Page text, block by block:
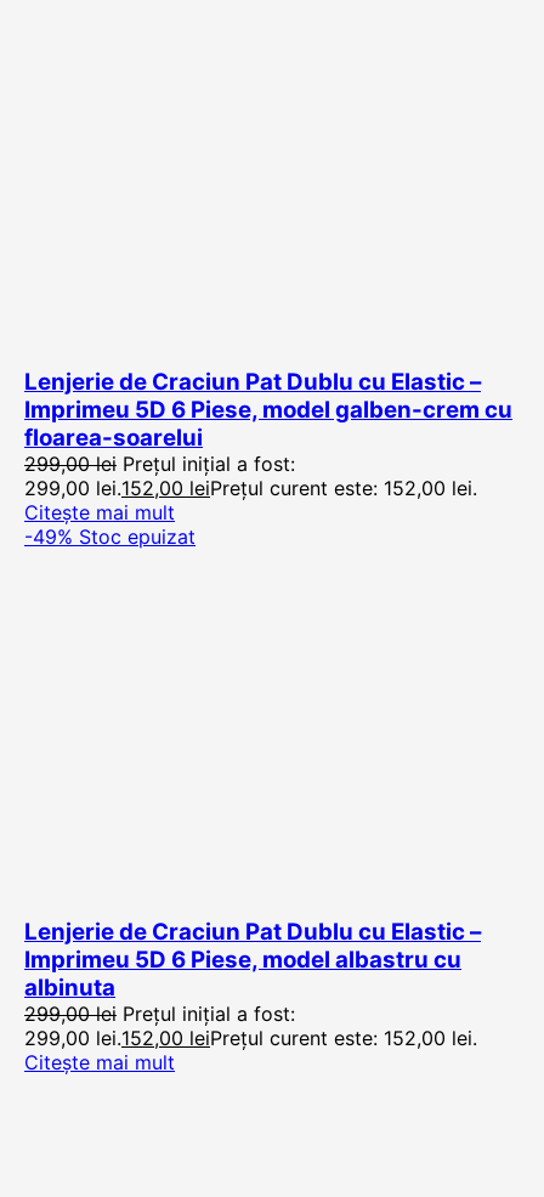
Lenjerie de Craciun Pat Dublu cu Elastic –
Imprimeu 5D 6 Piese, model galben-crem cu
floarea-soarelui
299,00lei Prețul inițial a fost:
299,00 lei.152,00 leiPrețul curent este: 152,00 lei.
Citește mai mult
-49% Stoc epuizat
Lenjerie de Craciun Pat Dublu cu Elastic –
Imprimeu 5D 6 Piese, model albastru cu
albinuta
299,00lei Prețul inițial a fost:
299,00 lei.152,00 leiPrețul curent este: 152,00 lei.
Citește mai mult